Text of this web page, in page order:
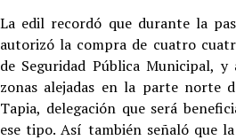
La edil recordó que durante la
autorizó la compra de cuatro
de Seguridad Pública Municipal,
zonas alejadas en la parte norte
Tapia, delegación que será
ese tipo. Así también señaló que